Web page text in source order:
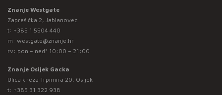
Znanje Westgate
Zaprešićka 2, Jablanovec
t: +385 1 5504 440
m: westgate@znanje.hr
rv: pon – ned* 10:00 – 21:00
Znanje Osijek Gacka
Ulica kneza Trpimira 20, Osijek
t: +385 31 322 938